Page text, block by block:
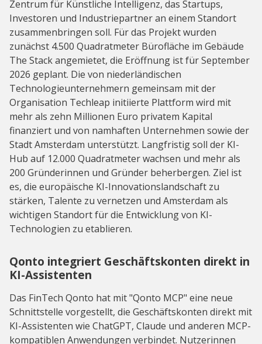
Zentrum für Künstliche Intelligenz, das Startups,
Investoren und Industriepartner an einem Standort
zusammenbringen soll. Für das Projekt wurden
zunächst 4.500 Quadratmeter Bürofläche im Gebäude
The Stack angemietet, die Eröffnung ist für September
2026 geplant. Die von niederländischen
Technologieunternehmern gemeinsam mit der
Organisation Techleap initiierte Plattform wird mit
mehr als zehn Millionen Euro privatem Kapital
finanziert und von namhaften Unternehmen sowie der
Stadt Amsterdam unterstützt. Langfristig soll der KI-
Hub auf 12.000 Quadratmeter wachsen und mehr als
200 Gründerinnen und Gründer beherbergen. Ziel ist
es, die europäische KI-Innovationslandschaft zu
stärken, Talente zu vernetzen und Amsterdam als
wichtigen Standort für die Entwicklung von KI-
Technologien zu etablieren.
Qonto integriert Geschäftskonten direkt in
KI-Assistenten
Das FinTech Qonto hat mit "Qonto MCP" eine neue
Schnittstelle vorgestellt, die Geschäftskonten direkt mit
KI-Assistenten wie ChatGPT, Claude und anderen MCP-
kompatiblen Anwendungen verbindet. Nutzerinnen